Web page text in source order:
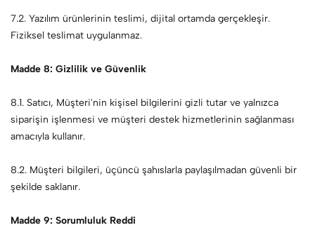
7.2. Yazılım ürünlerinin teslimi, dijital ortamda gerçekleşir.
Fiziksel teslimat uygulanmaz.
Madde 8: Gizlilik ve Güvenlik
8.1. Satıcı, Müşteri'nin kişisel bilgilerini gizli tutar ve yalnızca
siparişin işlenmesi ve müşteri destek hizmetlerinin sağlanması
amacıyla kullanır.
8.2. Müşteri bilgileri, üçüncü şahıslarla paylaşılmadan güvenli bir
şekilde saklanır.
Madde 9: Sorumluluk Reddi